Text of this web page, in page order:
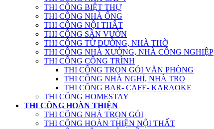
THI CÔNG BIỆT THỰ
THI CÔNG NHÀ ỐNG
THI CÔNG NỘI THẤT
THI CÔNG SÂN VƯỜN
THI CÔNG TỪ ĐƯỜNG, NHÀ THỜ
THI CÔNG NHÀ XƯỞNG, NHÀ CÔNG NGHIỆP
THI CÔNG CÔNG TRÌNH
THI CÔNG TRỌN GÓI VĂN PHÒNG
THI CÔNG NHÀ NGHỈ, NHÀ TRỌ
THI CÔNG BAR- CAFE- KARAOKE
THI CÔNG HOMESTAY
THI CÔNG HOÀN THIỆN
THI CÔNG NHÀ TRỌN GÓI
THI CÔNG HOÀN THIỆN NỘI THẤT